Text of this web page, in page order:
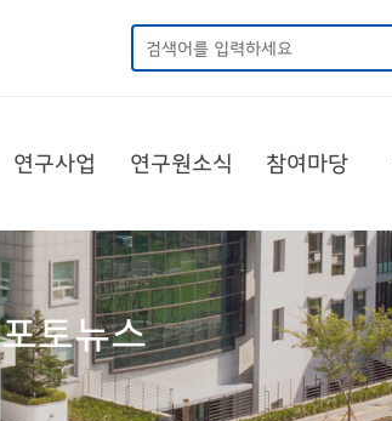
연구사업 연구원소식 참여마당
포토뉴스